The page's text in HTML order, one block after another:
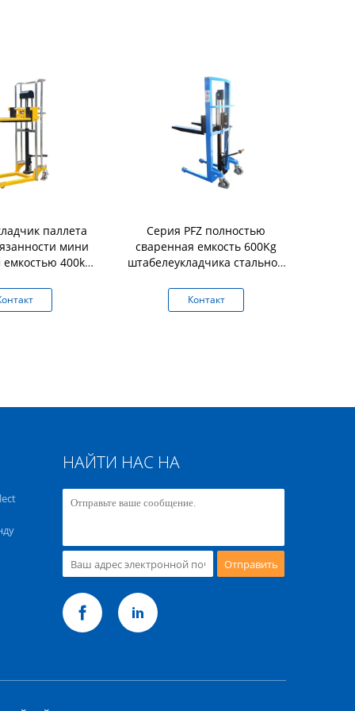
паллета
мини
400kg
Серия PFZ полностью
сваренная емкость 600Kg
штабелеукладчика стальной
конструкции
гидравлическая
Контакт
НАЙТИ НАС НА
Отправить